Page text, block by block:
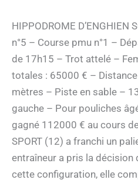
HIPPODROME D’ENGHIEN
n°5 – Course pmu n°1 –
de 17h15 – Trot attelé –
totales : 65000 € –
mètres – Piste en sable –
gauche – Pour pouliches
gagné 112000 € au cours
SPORT (12) a franchi un
entraîneur a pris la décision
cette configuration, elle